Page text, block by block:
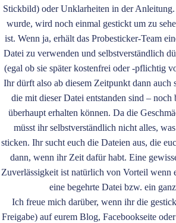
Stickbild) oder Unklarheiten in der Anleitung.
wurde, wird noch einmal gestickt um zu
ist. Wenn ja, erhält das Probesticker-Team
Datei zu verwenden und selbstverständlich
(egal ob sie später kostenfrei oder -pflichtig
Ihr dürft also ab diesem Zeitpunkt dann auch
die mit dieser Datei entstanden sind – noch
überhaupt erhalten können. Da die
müsst ihr selbstverständlich nicht alles,
sticken. Ihr sucht euch die Dateien aus, die
dann, wenn ihr Zeit dafür habt. Eine
Zuverlässigkeit ist natürlich von Vorteil wenn
eine begehrte Datei bzw. ein
Ich freue mich darüber, wenn ihr die
Freigabe) auf eurem Blog, Facebookseite